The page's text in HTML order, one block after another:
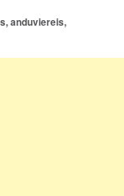
anduviereis,